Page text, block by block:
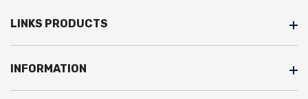
LINKS PRODUCTS
INFORMATION